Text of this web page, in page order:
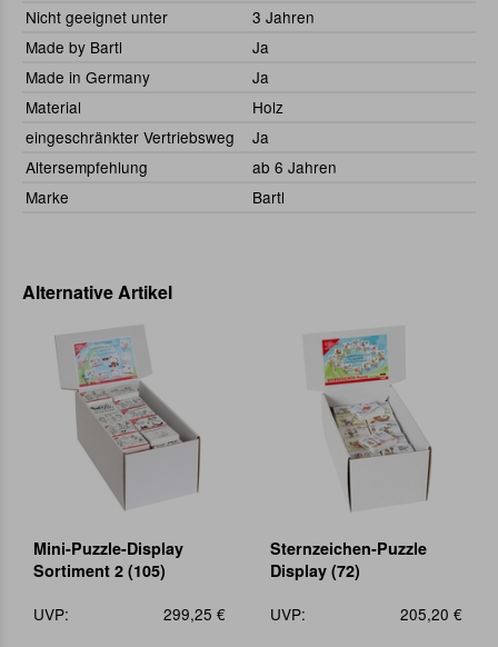
Nicht geeignet unter
3 Jahren
Made by Bartl
Ja
Made in Germany
Ja
Material
Holz
eingeschränkter Vertriebsweg
Ja
Altersempfehlung
ab 6 Jahren
Marke
Bartl
Alternative Artikel
Mini-Puzzle-Display
Sortiment 2 (105)
UVP:
299,25 €
Sternzeichen-Puzzle
Display (72)
UVP:
205,20 €